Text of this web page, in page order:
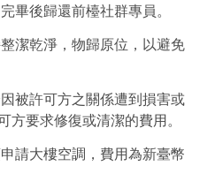
畢後歸還前檯社群專員。
潔乾淨，物歸原位，以避免
被許可方之關係遭到損害或
要求修復或清潔的費用。
請大樓空調，費用為新臺幣